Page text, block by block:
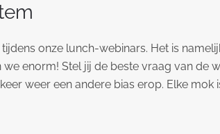
onze lunch-webinars. Het is
enorm! Stel jij de beste vraag van de
weer een andere bias erop. Elke mok